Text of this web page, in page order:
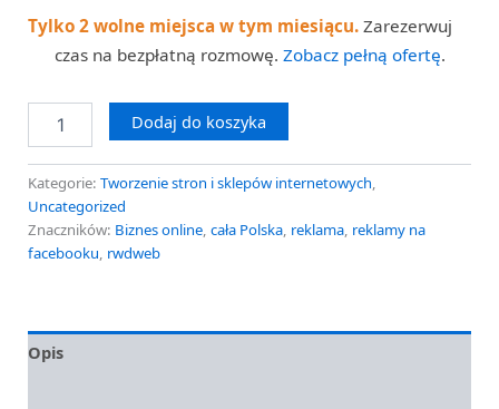
Tylko 2 wolne miejsca w tym miesiącu. Zarezerwuj
czas na bezpłatną rozmowę. Zobacz pełną ofertę.
Dodaj do koszyka
Kategorie: Tworzenie stron i sklepów internetowych,
Uncategorized
Znaczników: Biznes online, cała Polska, reklama, reklamy na
facebooku, rwdweb
Opis